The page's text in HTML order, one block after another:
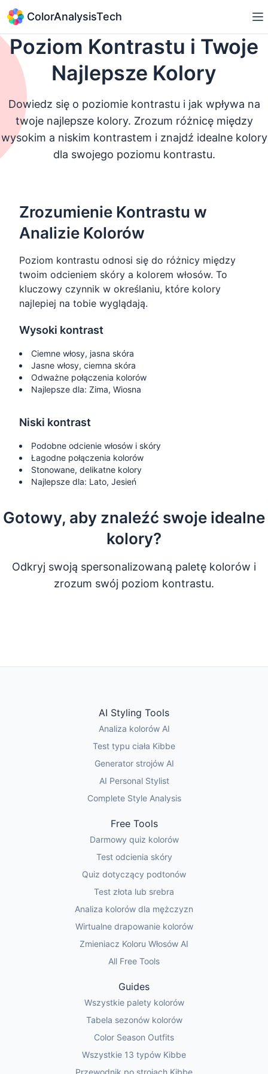
ColorAnalysisTech
Poziom Kontrastu i Twoje
Najlepsze Kolory
Dowiedz się o poziomie kontrastu i jak wpływa na
twoje najlepsze kolory. Zrozum różnicę między
wysokim a niskim kontrastem i znajdź idealne kolory
dla swojego poziomu kontrastu.
Zrozumienie Kontrastu w
Analizie Kolorów
Poziom kontrastu odnosi się do różnicy między
twoim odcieniem skóry a kolorem włosów. To
kluczowy czynnik w określaniu, które kolory
najlepiej na tobie wyglądają.
Wysoki kontrast
Ciemne włosy, jasna skóra
Jasne włosy, ciemna skóra
Odważne połączenia kolorów
Najlepsze dla: Zima, Wiosna
Niski kontrast
Podobne odcienie włosów i skóry
Łagodne połączenia kolorów
Stonowane, delikatne kolory
Najlepsze dla: Lato, Jesień
Gotowy, aby znaleźć swoje idealne
kolory?
Odkryj swoją spersonalizowaną paletę kolorów i
zrozum swój poziom kontrastu.
AI Styling Tools
Analiza kolorów AI
Test typu ciała Kibbe
Generator strojów AI
AI Personal Stylist
Complete Style Analysis
Free Tools
Darmowy quiz kolorów
Test odcienia skóry
Quiz dotyczący podtonów
Test złota lub srebra
Analiza kolorów dla mężczyzn
Wirtualne drapowanie kolorów
Zmieniacz Koloru Włosów AI
All Free Tools
Guides
Wszystkie palety kolorów
Tabela sezonów kolorów
Color Season Outfits
Wszystkie 13 typów Kibbe
Przewodnik po strojach Kibbe